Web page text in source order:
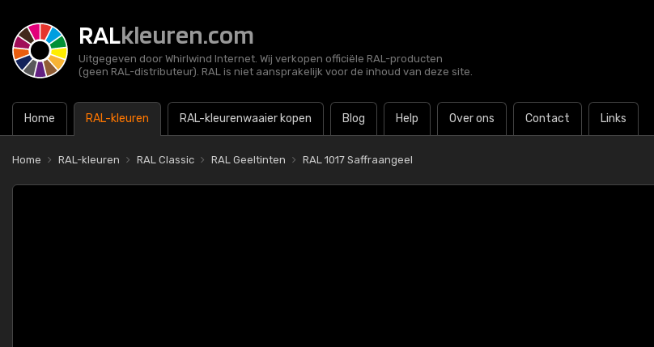
RALkleuren.com
Uitgegeven door Whirlwind Internet. Wij verkopen officiële RAL-producten
(geen RAL-distributeur). RAL is niet aansprakelijk voor de inhoud van deze site.
Home RAL-kleuren RAL-kleurenwaaier kopen Blog Help Over ons Contact Links
Home RAL-kleuren RAL Classic RAL Geeltinten RAL 1017 Saffraangeel